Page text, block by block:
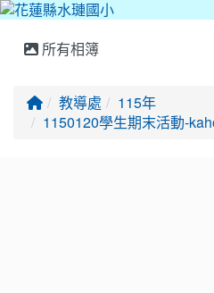
所有相簿
回首頁
教導處
115年
1150120學生期末活動-